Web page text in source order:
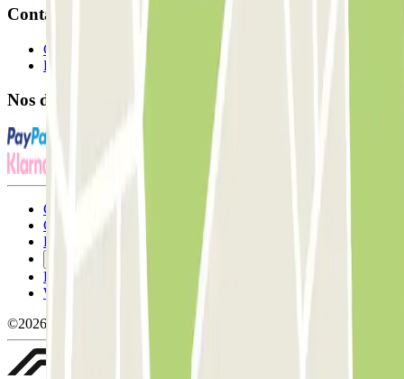
Contact
Contactez-nous
FAQ
Nos différents modes de paiement:
Conditions générales d'utilisation et contrat
Conditions d'annulation
Politique relative aux cookies
Politique de confidentialité
Whistleblowing
©2026 Parclick. Tous droits réservés